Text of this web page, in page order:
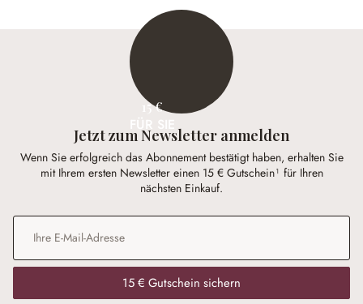
15 €
Jetzt zum Newsletter anmelden
Wenn Sie erfolgreich das Abonnement bestätigt haben, erhalten Sie
mit Ihrem ersten Newsletter einen 15 € Gutschein¹ für Ihren
nächsten Einkauf.
E-Mail-Adresse
15 € Gutschein sichern